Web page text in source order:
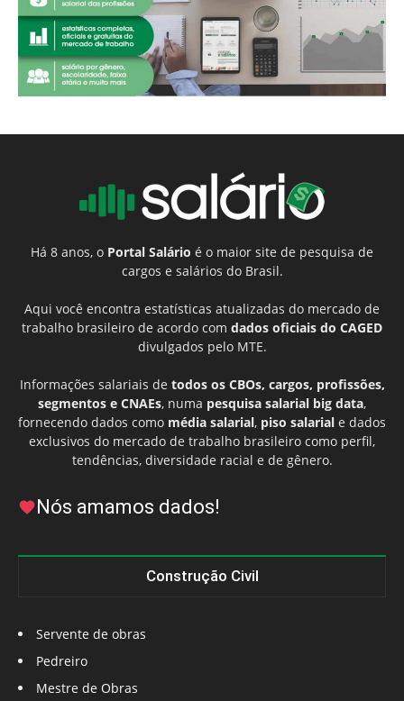
Há 8 anos, o Portal Salário é o maior site de pesquisa de
cargos e salários do Brasil.
Aqui você encontra estatísticas atualizadas do mercado de
trabalho brasileiro de acordo com dados oficiais do CAGED
divulgados pelo MTE.
Informações salariais de todos os CBOs, cargos, profissões,
segmentos e CNAEs, numa pesquisa salarial big data,
fornecendo dados como média salarial, piso salarial e dados
exclusivos do mercado de trabalho brasileiro como perfil,
tendências, diversidade racial e de gênero.
Nós amamos dados!
Construção Civil
Servente de obras
Pedreiro
Mestre de Obras